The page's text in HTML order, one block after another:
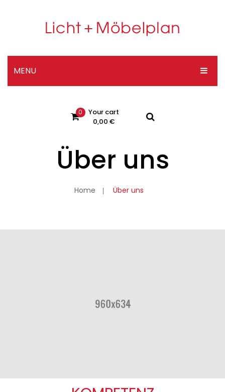
MENU
DESIGNER-SHOP
0
Your cart
0,00 €
No products in the cart.
Über uns
Home Über uns